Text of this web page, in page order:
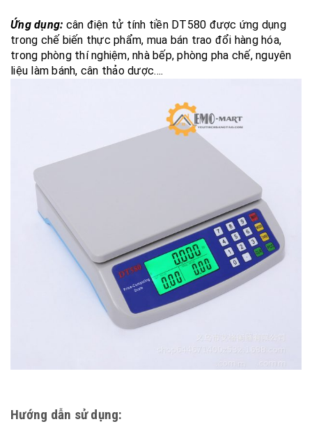
Ứng dụng: cân điện tử tính tiền DT580 được ứng dụng
trong chế biến thực phẩm, mua bán trao đổi hàng hóa,
trong phòng thí nghiệm, nhà bếp, phòng pha chế, nguyên
liệu làm bánh, cân thảo dược….
Hướng dẫn sử dụng: